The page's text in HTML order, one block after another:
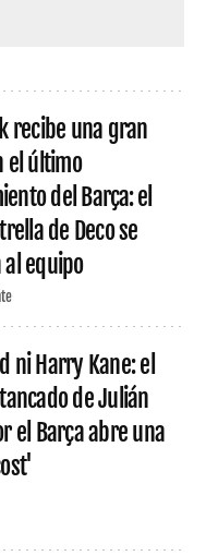
recibe una gran
el último
del Barça: el
de Deco se
equipo
ni Harry Kane: el
de Julián
el Barça abre una